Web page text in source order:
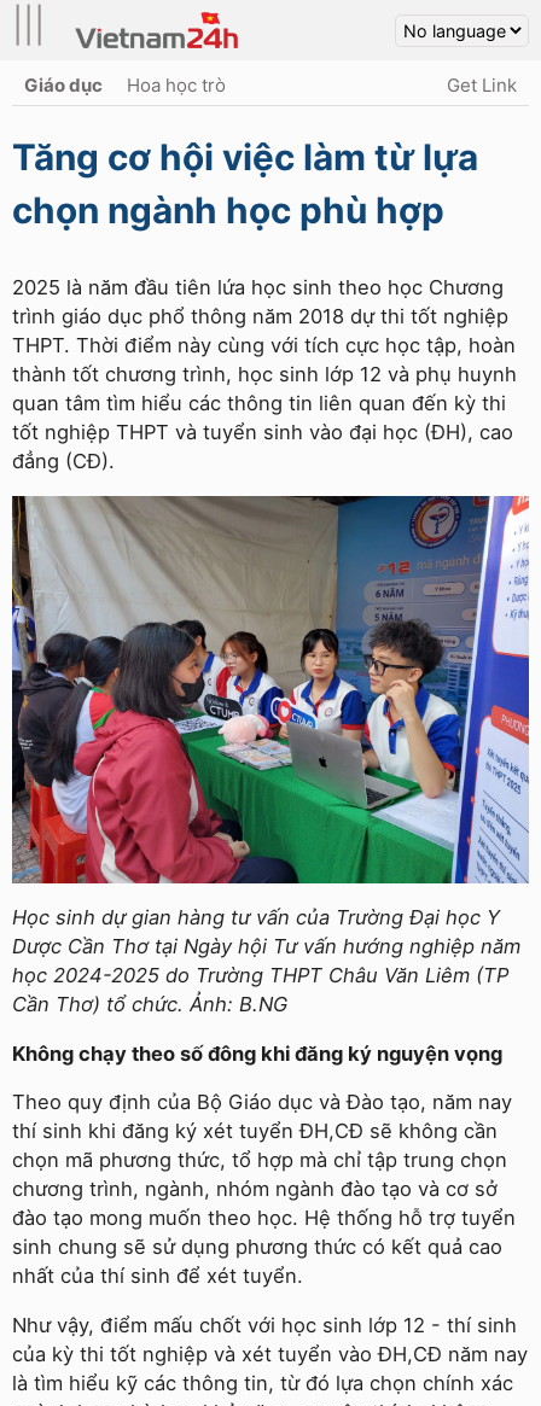
Giáo dục Hoa học trò Get Link
Tăng cơ hội việc làm từ lựa
chọn ngành học phù hợp
2025 là năm đầu tiên lứa học sinh theo học Chương
trình giáo dục phổ thông năm 2018 dự thi tốt nghiệp
THPT. Thời điểm này cùng với tích cực học tập, hoàn
thành tốt chương trình, học sinh lớp 12 và phụ huynh
quan tâm tìm hiểu các thông tin liên quan đến kỳ thi
tốt nghiệp THPT và tuyển sinh vào đại học (ÐH), cao
đẳng (CÐ).
Học sinh dự gian hàng tư vấn của Trường Đại học Y
Dược Cần Thơ tại Ngày hội Tư vấn hướng nghiệp năm
học 2024-2025 do Trường THPT Châu Văn Liêm (TP
Cần Thơ) tổ chức. Ảnh: B.NG
Không chạy theo số đông khi đăng ký nguyện vọng
Theo quy định của Bộ Giáo dục và Ðào tạo, năm nay
thí sinh khi đăng ký xét tuyển ÐH,CÐ sẽ không cần
chọn mã phương thức, tổ hợp mà chỉ tập trung chọn
chương trình, ngành, nhóm ngành đào tạo và cơ sở
đào tạo mong muốn theo học. Hệ thống hỗ trợ tuyển
sinh chung sẽ sử dụng phương thức có kết quả cao
nhất của thí sinh để xét tuyển.
Như vậy, điểm mấu chốt với học sinh lớp 12 - thí sinh
của kỳ thi tốt nghiệp và xét tuyển vào ÐH,CÐ năm nay
là tìm hiểu kỹ các thông tin, từ đó lựa chọn chính xác